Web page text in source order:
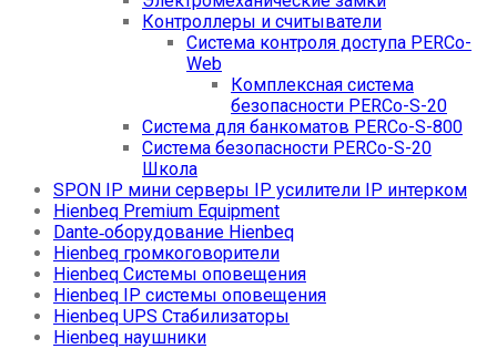
Контроллеры и считыватели
Система контроля доступа PERCo-
Web
Комплексная система
безопасности PERCo-S-20
Система для банкоматов PERCo-S-800
Система безопасности PERCo-S-20
Школа
SPON IP мини серверы IP усилители IP интерком
Hienbeq Premium Equipment
Dante‑оборудование Hienbeq
Hienbeq громкоговорители
Hienbeq Системы оповещения
Hienbeq IP системы оповещения
Hienbeq UPS Стабилизаторы
Hienbeq наушники